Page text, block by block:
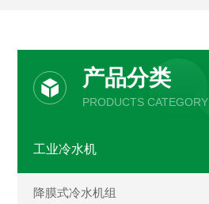
产品分类
PRODUCTS CATEGORY
工业冷水机
降膜式冷水机组